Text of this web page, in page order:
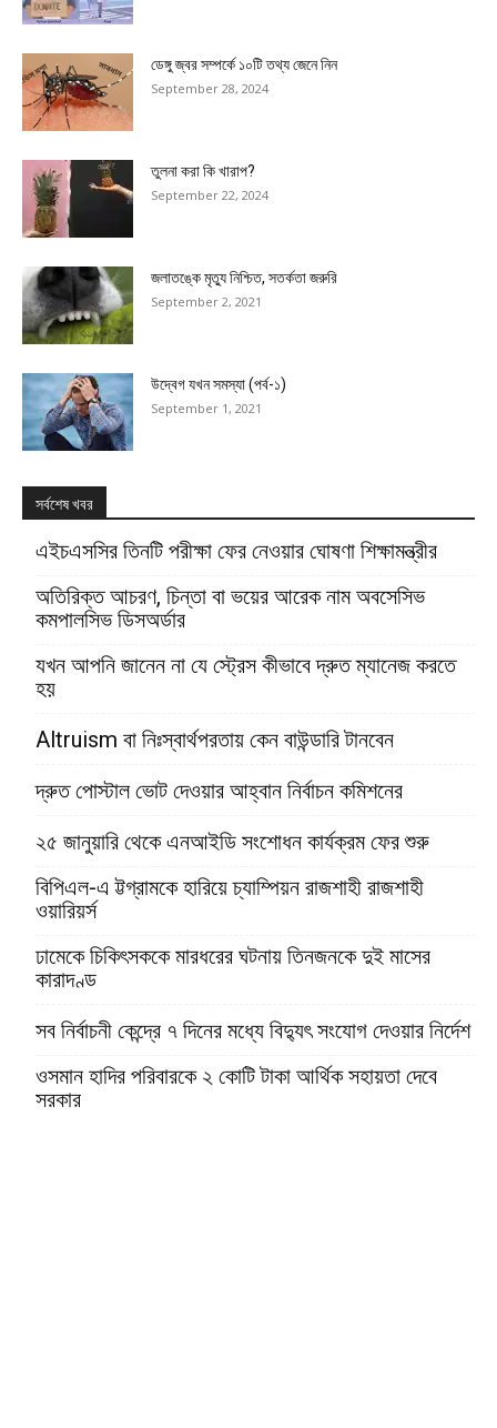
ডেঙ্গু জ্বর সম্পর্কে ১০টি তথ্য জেনে নিন
September 28, 2024
তুলনা করা কি খারাপ?
September 22, 2024
জলাতঙ্কে মৃত্যু নিশ্চিত, সতর্কতা জরুরি
September 2, 2021
উদ্বেগ যখন সমস্যা (পর্ব-১)
September 1, 2021
সর্বশেষ খবর
এইচএসসির তিনটি পরীক্ষা ফের নেওয়ার ঘোষণা শিক্ষামন্ত্রীর
অতিরিক্ত আচরণ, চিন্তা বা ভয়ের আরেক নাম অবসেসিভ
কমপালসিভ ডিসঅর্ডার
যখন আপনি জানেন না যে স্ট্রেস কীভাবে দ্রুত ম্যানেজ করতে
হয়
Altruism বা নিঃস্বার্থপরতায় কেন বাউন্ডারি টানবেন
দ্রুত পোস্টাল ভোট দেওয়ার আহ্বান নির্বাচন কমিশনের
২৫ জানুয়ারি থেকে এনআইডি সংশোধন কার্যক্রম ফের শুরু
বিপিএল-এ ট্টগ্রামকে হারিয়ে চ্যাম্পিয়ন রাজশাহী রাজশাহী
ওয়ারিয়র্স
ঢামেকে চিকিৎসককে মারধরের ঘটনায় তিনজনকে দুই মাসের
কারাদণ্ড
সব নির্বাচনী কেন্দ্রে ৭ দিনের মধ্যে বিদ্যুৎ সংযোগ দেওয়ার নির্দেশ
ওসমান হাদির পরিবারকে ২ কোটি টাকা আর্থিক সহায়তা দেবে
সরকার